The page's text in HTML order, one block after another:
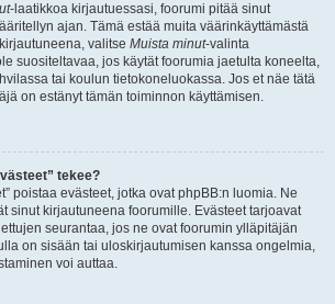
-laatikkoa kirjautuessasi, foorumi pitää sinut
ajan. Tämä estää muita väärinkäyttämästä
valitse Muista minut-valinta
suositeltavaa, jos käytät foorumia jaetulta koneelta,
tai koulun tietokoneluokassa. Jos et näe tätä
on estänyt tämän toiminnon käyttämisen.
tekee?
poistaa evästeet, jotka ovat phpBB:n luomia. Ne
sinut kirjautuneena foorumille. Evästeet tarjoavat
seurantaa, jos ne ovat foorumin ylläpitäjän
on sisään tai uloskirjautumisen kanssa ongelmia,
voi auttaa.